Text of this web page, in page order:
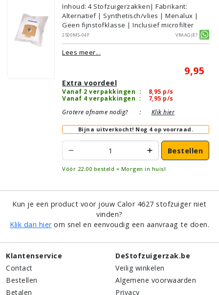
Inhoud: 4 Stofzuigerzakken| Fabrikant:
Alternatief | Synthetisch/vlies | Menalux |
Geen fijnstofklasse | Inclusief microfilter
2500MS-04F
Vraagje?
Lees meer...
9,95
Extra voordeel
Vanaf 2 verpakkingen : 8,95 p/s
Vanaf 4 verpakkingen : 7,95 p/s
Grotere afname nodig?
: Klik hier
Bijna uitverkocht! Nog 4 op voorraad.
Bestellen
Vóór 22:00 besteld = Morgen in huis!
Kun je een product voor jouw Calor 4627 stofzuiger niet
vinden?
Klik dan hierom snel en eenvoudig een aanvraag te doen.
Klantenservice
Contact
Bestellen
Betalen
DeStofzuigerzak.be
Veilig winkelen
Algemene voorwaarden
Privacy